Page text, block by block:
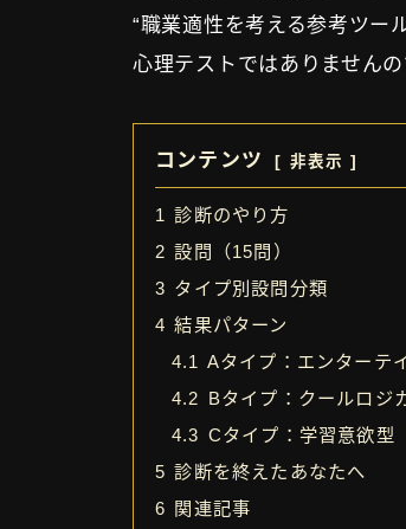
“職業適性を考える参考ツール
心理テストではありません
コンテンツ 非表示
1 診断のやり方
2 設問（15問）
3 タイプ別設問分類
4 結果パターン
4.1 Aタイプ：エンターテ
4.2 Bタイプ：クールロジ
4.3 Cタイプ：学習意欲型
5 診断を終えたあなたへ
6 関連記事